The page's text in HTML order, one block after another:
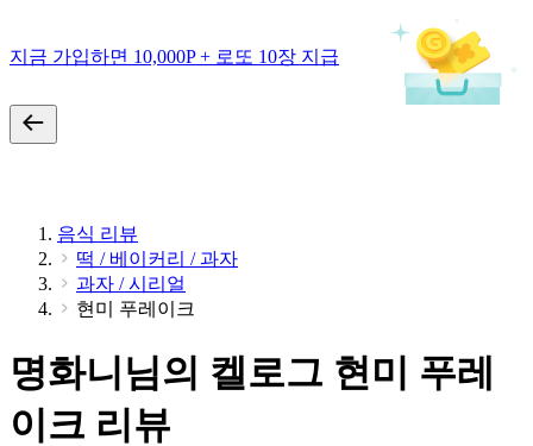
지금 가입하면 10,000P + 로또 10장 지급
음식 리뷰
떡 / 베이커리 / 과자
과자 / 시리얼
현미 푸레이크
명화니님의 켈로그 현미 푸레
이크 리뷰